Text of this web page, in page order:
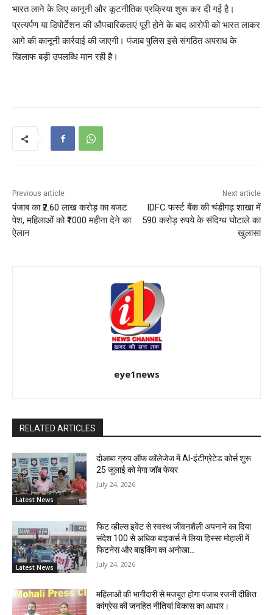
भारत लाने के लिए कानूनी और कूटनीतिक प्रक्रिया शुरू कर दी गई है।
प्रत्यर्पण या डिपोर्टेशन की औपचारिकताएं पूरी होने के बाद आरोपी को भारत लाकर
आगे की कानूनी कार्रवाई की जाएगी। पंजाब पुलिस इसे संगठित अपराध के
खिलाफ बड़ी उपलब्धि मान रही है।
Previous article
पंजाब का ₹2.60 लाख करोड़ का बजट
पेश, महिलाओं को ₹1000 महीना देने का
ऐलान
Next article
IDFC फर्स्ट बैंक की चंडीगढ़ शाखा में
590 करोड़ रुपये के संदिग्ध घोटाले का
खुलासा
eye1news
RELATED ARTICLES
Latest News
दोआबा ग्रुप ऑफ कॉलेजेज में AI-इंटीग्रेटेड कोर्स शुरू
25 जुलाई को मेगा जॉब फेयर
July 24, 2026
Latest News
फिट व्हील्स इवेंट से स्वस्थ जीवनशैली अपनाने का दिया
संदेश 100 से अधिक बाइकर्स ने लिया हिस्सा मोहाली में
फिटनेस और बाइकिंग का अनोखा...
July 24, 2026
महिलाओं की भागीदारी से मजबूत होगा पंजाब रजनी दीक्षित
कांग्रेस की जनहित नीतियां विकास का आधार।